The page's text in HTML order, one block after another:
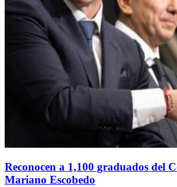
Reconocen a 1,100 graduados del
Mariano Escobedo